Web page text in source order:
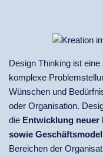
Design Thinking ist
komplexe
Wünschen und
oder Organisation.
die Entwicklung
sowie
Bereichen der